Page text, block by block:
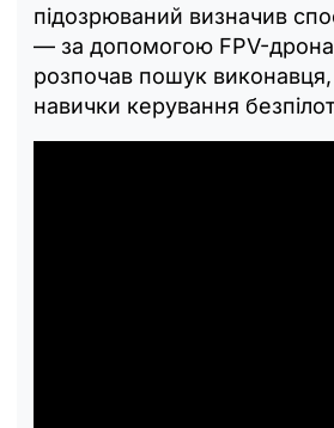
підозрюваний визначив
— за допомогою FPV-
розпочав пошук
навички керування